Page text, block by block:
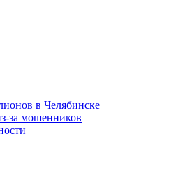
в Челябинске
за мошенников